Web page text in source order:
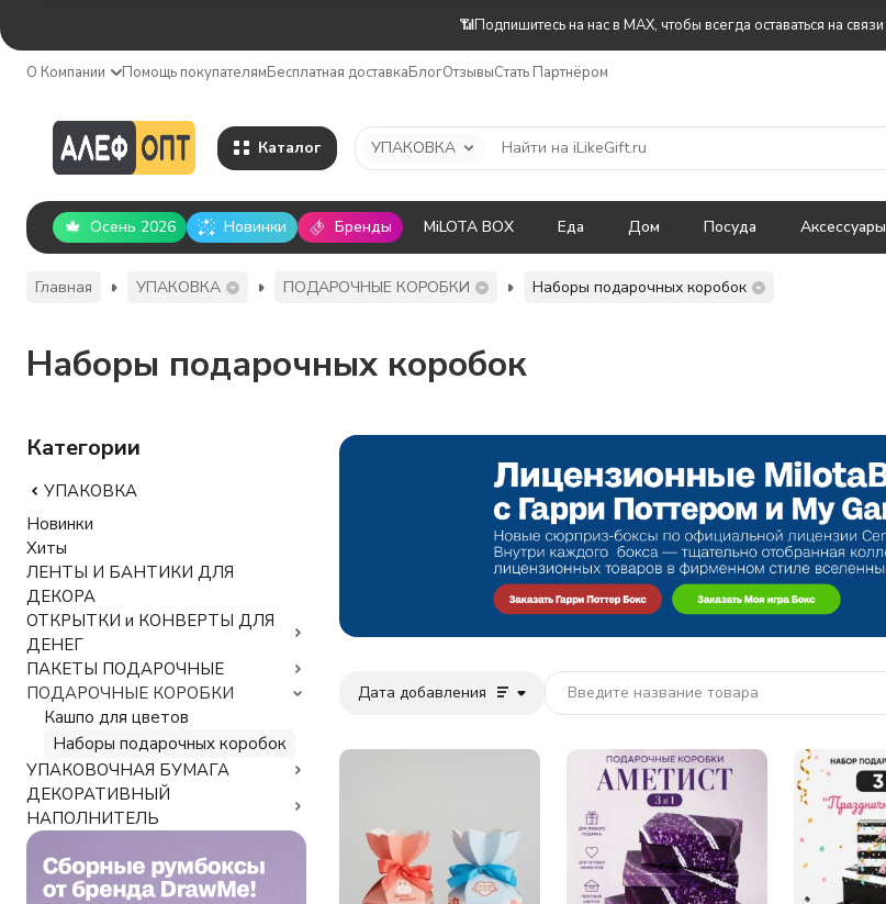
📶Подпишитесь на нас в MAX, чтобы всегда оставаться на связи
О Компании Помощь покупателямБесплатная доставкаБлогОтзывыСтать Партнёром
Каталог УПАКОВКА
Осень 2026 Новинки Бренды MiLOTA BOX Еда Дом Посуда Аксессуары
Главная УПАКОВКА ПОДАРОЧНЫЕ КОРОБКИ Наборы подарочных коробок
Наборы подарочных коробок
Дата добавления
Категории
УПАКОВКА
Новинки
Хиты
ЛЕНТЫ И БАНТИКИ ДЛЯ
ДЕКОРА
ОТКРЫТКИ и КОНВЕРТЫ ДЛЯ
ДЕНЕГ
ПАКЕТЫ ПОДАРОЧНЫЕ
ПОДАРОЧНЫЕ КОРОБКИ
Кашпо для цветов
Наборы подарочных коробок
УПАКОВОЧНАЯ БУМАГА
ДЕКОРАТИВНЫЙ
НАПОЛНИТЕЛЬ